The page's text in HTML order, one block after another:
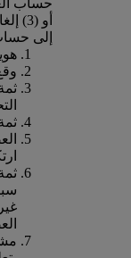
أو
إلى